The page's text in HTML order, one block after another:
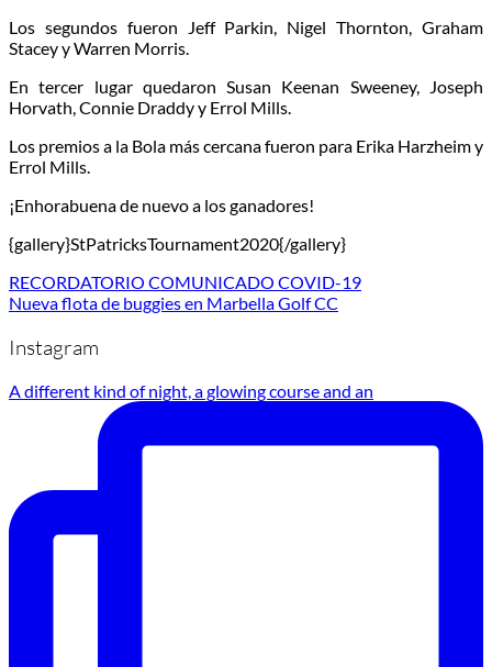
Los segundos fueron Jeff Parkin, Nigel Thornton, Graham
Stacey y Warren Morris.
En tercer lugar quedaron Susan Keenan Sweeney, Joseph
Horvath, Connie Draddy y Errol Mills.
Los premios a la Bola más cercana fueron para Erika Harzheim y
Errol Mills.
¡Enhorabuena de nuevo a los ganadores!
{gallery}StPatricksTournament2020{/gallery}
RECORDATORIO COMUNICADO COVID-19
Nueva flota de buggies en Marbella Golf CC
Instagram
A different kind of night, a glowing course and an